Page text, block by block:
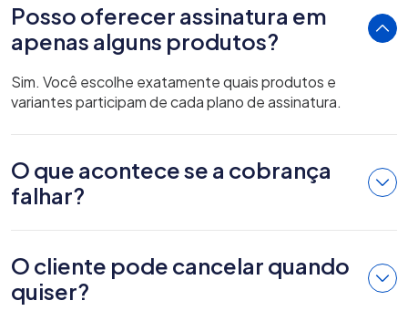
Posso oferecer assinatura em
apenas alguns produtos?
Sim. Você escolhe exatamente quais produtos e
variantes participam de cada plano de assinatura.
O que acontece se a cobrança
falhar?
O cliente pode cancelar quando
quiser?